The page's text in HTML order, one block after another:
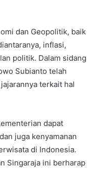
dan Geopolitik, baik
inflasi,
politik. Dalam sidang
Subianto telah
terkait hal
dapat
juga kenyamanan
di Indonesia.
Singaraja ini berharap